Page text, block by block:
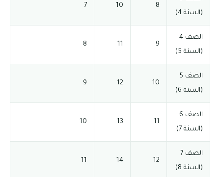
(السنة 4)
8
10
7
الصف 4
(السنة 5)
9
11
8
الصف 5
(السنة 6)
10
12
9
الصف 6
(السنة 7)
11
13
10
الصف 7
(السنة 8)
12
14
11